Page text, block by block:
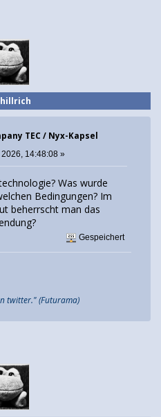
TEC / Nyx-Kapsel
14:48:08 »
Was wurde
Bedingungen? Im
beherrscht man das
Gespeichert
twitter." (Futurama)